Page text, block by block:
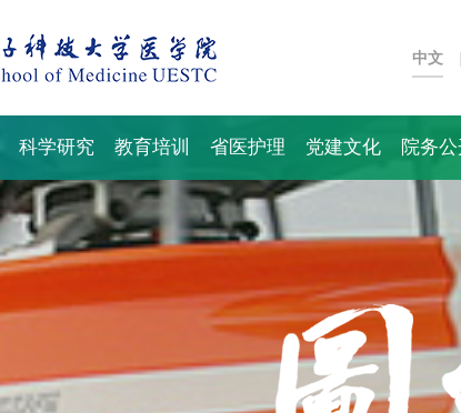
中文 |
科学研究 教育培训 省医护理 党建文化 院务